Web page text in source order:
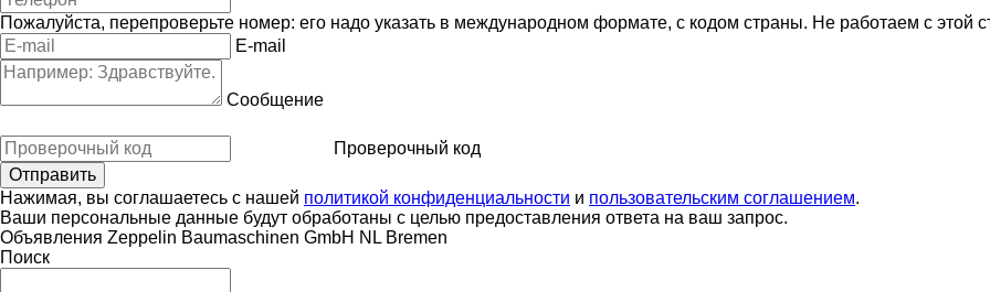
Пожалуйста, перепроверьте номер: его надо указать в международном формате, с кодом страны. Не работаем с этой
E-mail
Сообщение
Проверочный код
Нажимая, вы соглашаетесь с нашей политикой конфиденциальности и пользовательским соглашением.
Ваши персональные данные будут обработаны с целью предоставления ответа на ваш запрос.
Объявления Zeppelin Baumaschinen GmbH NL Bremen
Поиск